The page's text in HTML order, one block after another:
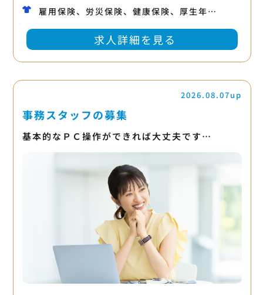
雇用保険、労災保険、健康保険、厚生年…
求人詳細を見る
2026.08.07up
事務スタッフの募集
基本的なＰＣ操作ができれば大丈夫です…